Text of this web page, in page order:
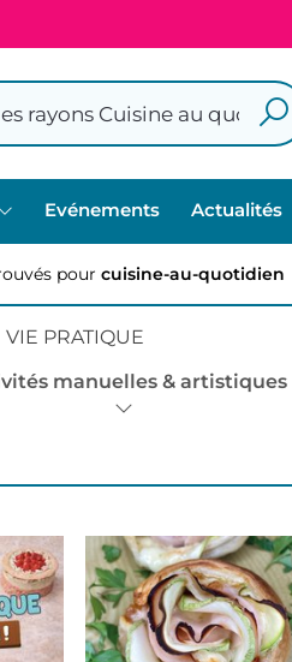
Evénements Actualités
pour cuisine-au-quotidien
VIE PRATIQUE
manuelles & artistiques